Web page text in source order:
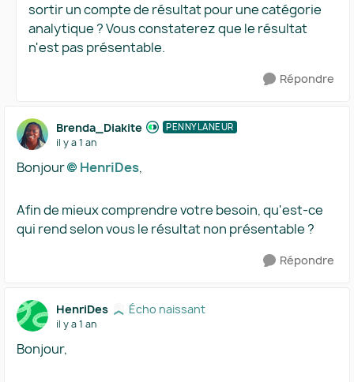
sortir un compte de résultat pour une catégorie
analytique ? Vous constaterez que le résultat
n'est pas présentable.
Répondre
Brenda_Diakite PENNYLANEUR
il y a 1 an
Bonjour HenriDes​,
Afin de mieux comprendre votre besoin, qu'est-ce
qui rend selon vous le résultat non présentable ?
Répondre
HenriDes Écho naissant
il y a 1 an
Bonjour,